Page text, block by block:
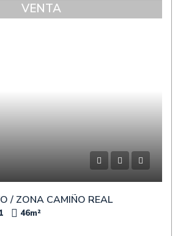
VENTA
/ ZONA CAMIÑO REAL
1 46m²